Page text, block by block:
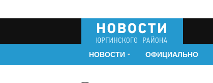
НОВОСТИ ОФИЦИАЛЬНО